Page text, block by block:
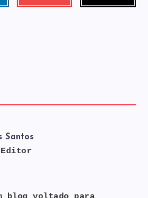
Santos
Editor